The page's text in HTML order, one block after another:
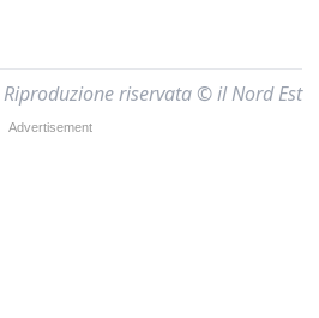
Riproduzione riservata © il Nord Est